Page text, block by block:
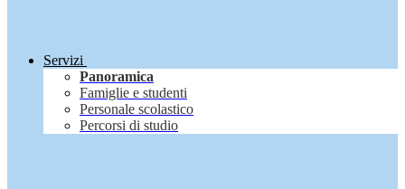
Servizi
Panoramica
Famiglie e studenti
Personale scolastico
Percorsi di studio